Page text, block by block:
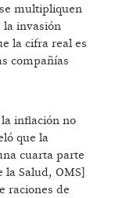
multipliquen
la invasión
la cifra real es
compañías
inflación no
que la
cuarta parte
Salud, OMS]
raciones de